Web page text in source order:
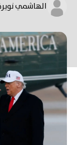
الهاشمي